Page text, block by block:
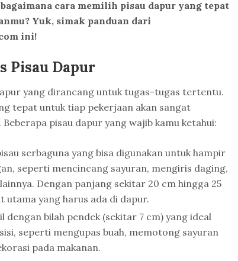
cara memilih pisau dapur yang tepat
Yuk, simak panduan dari
ini!
Pisau Dapur
yang dirancang untuk tugas-tugas tertentu.
tepat untuk tiap pekerjaan akan sangat
pisau dapur yang wajib kamu ketahui:
serbaguna yang bisa digunakan untuk hampir
seperti mencincang sayuran, mengiris daging,
Dengan panjang sekitar 20 cm hingga 25
utama yang harus ada di dapur.
dengan bilah pendek (sekitar 7 cm) yang ideal
seperti mengupas buah, memotong sayuran
pada makanan.